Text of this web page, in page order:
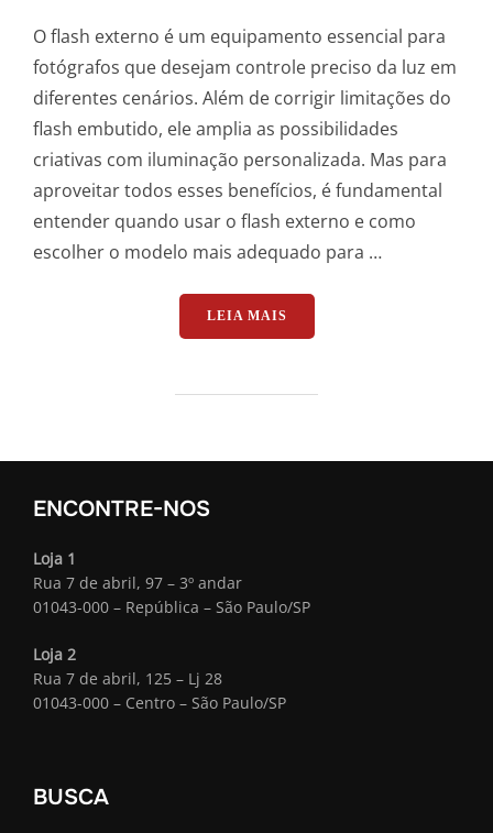
O flash externo é um equipamento essencial para
fotógrafos que desejam controle preciso da luz em
diferentes cenários. Além de corrigir limitações do
flash embutido, ele amplia as possibilidades
criativas com iluminação personalizada. Mas para
aproveitar todos esses benefícios, é fundamental
entender quando usar o flash externo e como
escolher o modelo mais adequado para …
LEIA MAIS“FLASH EXTERNO:
ENCONTRE-NOS
Loja 1
Rua 7 de abril, 97 – 3º andar
01043-000 – República – São Paulo/SP
Loja 2
Rua 7 de abril, 125 – Lj 28
01043-000 – Centro – São Paulo/SP
BUSCA